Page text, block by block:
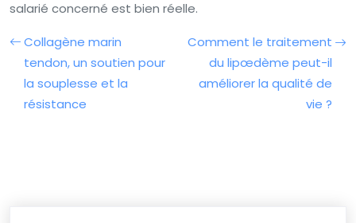
salarié concerné est bien réelle.
Collagène marin
tendon, un soutien pour
la souplesse et la
résistance
Comment le traitement
du lipœdème peut-il
améliorer la qualité de
vie ?